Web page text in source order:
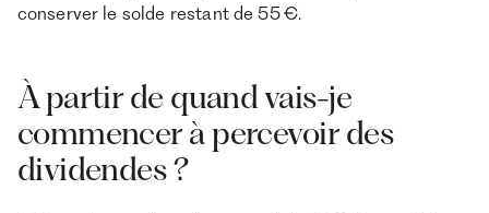
conserver le solde restant de 55 €.
À partir de quand vais-je
commencer à percevoir des
dividendes ?